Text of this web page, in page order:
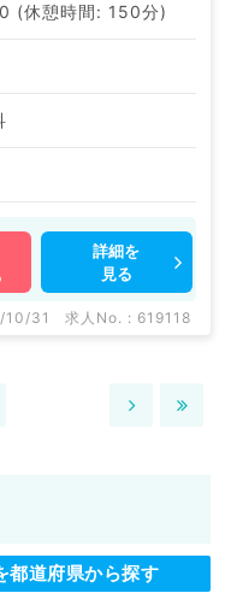
(休憩時間: 150分)
詳細を
見る
10/31 求人No. : 619118
都道府県から探す